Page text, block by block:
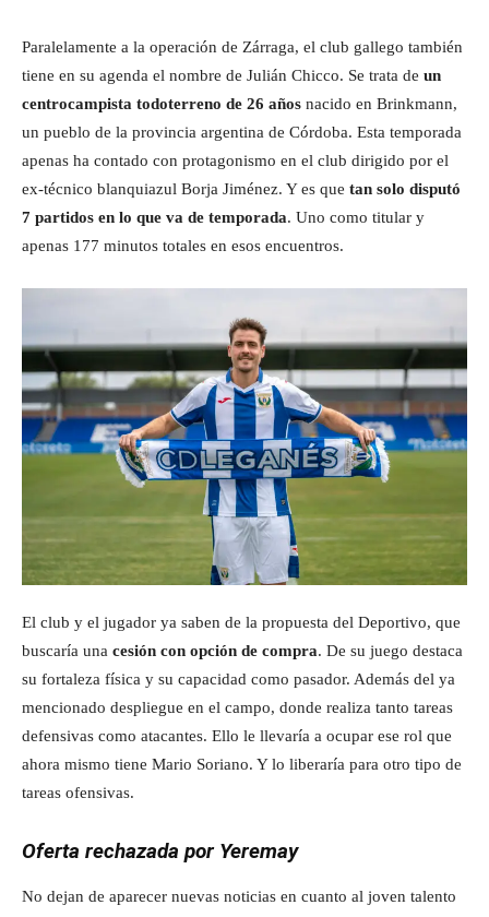
Paralelamente a la operación de Zárraga, el club gallego también
tiene en su agenda el nombre de Julián Chicco. Se trata de un
centrocampista todoterreno de 26 años nacido en Brinkmann,
un pueblo de la provincia argentina de Córdoba. Esta temporada
apenas ha contado con protagonismo en el club dirigido por el
ex-técnico blanquiazul Borja Jiménez. Y es que tan solo disputó
7 partidos en lo que va de temporada. Uno como titular y
apenas 177 minutos totales en esos encuentros.
El club y el jugador ya saben de la propuesta del Deportivo, que
buscaría una cesión con opción de compra. De su juego destaca
su fortaleza física y su capacidad como pasador. Además del ya
mencionado despliegue en el campo, donde realiza tanto tareas
defensivas como atacantes. Ello le llevaría a ocupar ese rol que
ahora mismo tiene Mario Soriano. Y lo liberaría para otro tipo de
tareas ofensivas.
Oferta rechazada por Yeremay
No dejan de aparecer nuevas noticias en cuanto al joven talento